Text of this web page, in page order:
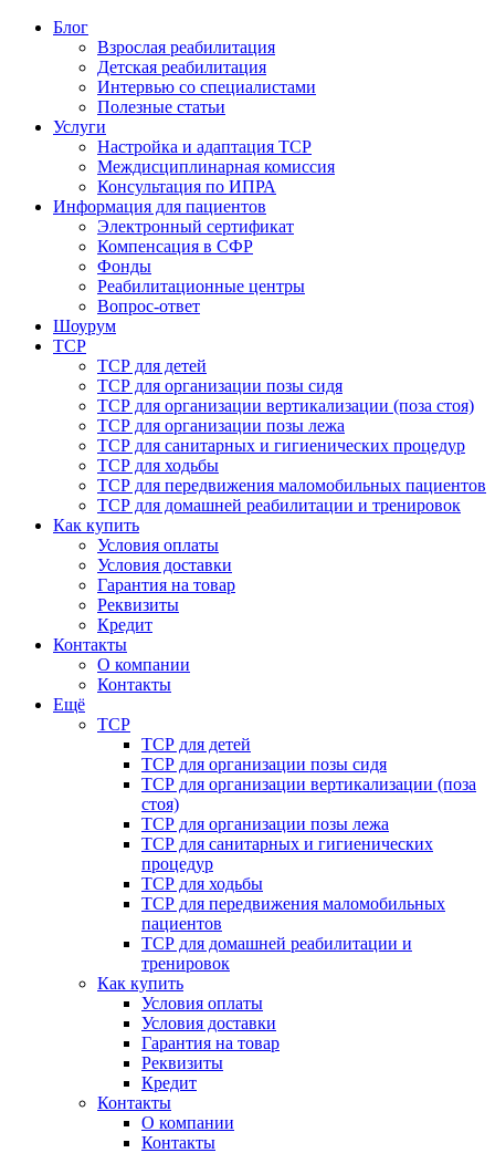
Блог
Взрослая реабилитация
Детская реабилитация
Интервью со специалистами
Полезные статьи
Услуги
Настройка и адаптация ТСР
Междисциплинарная комиссия
Консультация по ИПРА
Информация для пациентов
Электронный сертификат
Компенсация в СФР
Фонды
Реабилитационные центры
Вопрос-ответ
Шоурум
ТСР
ТСР для детей
ТСР для организации позы сидя
ТСР для организации вертикализации (поза стоя)
ТСР для организации позы лежа
ТСР для санитарных и гигиенических процедур
ТСР для ходьбы
ТСР для передвижения маломобильных пациентов
ТСР для домашней реабилитации и тренировок
Как купить
Условия оплаты
Условия доставки
Гарантия на товар
Реквизиты
Кредит
Контакты
О компании
Контакты
Ещё
ТСР
ТСР для детей
ТСР для организации позы сидя
ТСР для организации вертикализации (поза
стоя)
ТСР для организации позы лежа
ТСР для санитарных и гигиенических
процедур
ТСР для ходьбы
ТСР для передвижения маломобильных
пациентов
ТСР для домашней реабилитации и
тренировок
Как купить
Условия оплаты
Условия доставки
Гарантия на товар
Реквизиты
Кредит
Контакты
О компании
Контакты